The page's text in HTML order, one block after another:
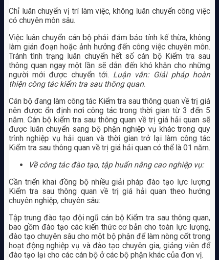
Chỉ luân chuyển vị trí làm việc, không luân chuyển công việc
có chuyên môn sâu.
Việc luân chuyển cán bộ phải đảm bảo tính kế thừa, không
làm gián đoạn hoặc ảnh hưởng đến công việc chuyên môn.
Tránh tình trạng luân chuyển hết số cán bộ Kiểm tra sau
thông quan ngay một lần sẽ dẫn đến khó khăn cho những
người mới được chuyển tới. Luận văn: Giải pháp hoàn
thiện công tác kiểm tra sau thông quan.
Cán bộ đang làm công tác Kiểm tra sau thông quan về trị giá
nên được ổn định nơi công tác trong thời gian từ 3 đến 5
năm. Cán bộ kiểm tra sau thông quan về trị giá hải quan sẽ
được luân chuyển sang bộ phận nghiệp vụ khác trong quy
trình nghiệp vụ hải quan và thời gian trở lại làm công tác
Kiểm tra sau thông quan về trị giá hải quan có thể là 01 năm.
Về công tác đào tạo, tập huấn nâng cao nghiệp vụ:
Cần triển khai đồng bộ nhiều giải pháp đào tạo lực lượng
Kiểm tra sau thông quan về trị giá hải quan theo hướng
chuyên nghiệp, chuyên sâu:
Tập trung đào tạo đội ngũ cán bộ Kiểm tra sau thông quan,
bao gồm đào tạo các kiến thức cơ bản cho toàn lực lượng,
đào tạo chuyên sâu cho một bộ phận để làm nòng cốt trong
hoạt động nghiệp vụ và đào tạo chuyên gia, giảng viên để
đào tạo lại cho các cán bộ ở các bộ phận khác của đơn vị.